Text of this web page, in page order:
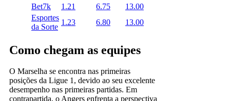
Bet7k
1.21 6.75
13.00
Esportes
da Sorte
1.23 6.80 13.00
Como chegam as equipes
O Marselha se encontra nas primeiras
posições da Ligue 1, devido ao seu excelente
desempenho nas primeiras partidas. Em
contrapartida, o Angers enfrenta a perspectiva